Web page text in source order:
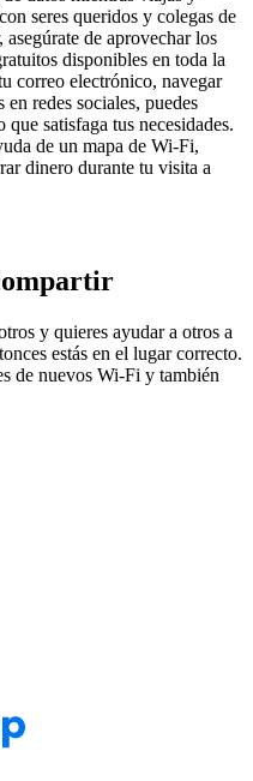
seres queridos y colegas de
de aprovechar los
disponibles en toda la
correo electrónico, navegar
redes sociales, puedes
satisfaga tus necesidades.
de un mapa de Wi-Fi,
dinero durante tu visita a
y quieres ayudar a otros a
estás en el lugar correcto.
de nuevos Wi-Fi y también